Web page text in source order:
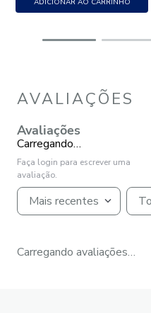
ADICIONAR AO CARRINHO
AVALIAÇÕES
Avaliações
Carregando…
Faça login para escrever uma
avaliação.
Mais recentes
Carregando avaliações…